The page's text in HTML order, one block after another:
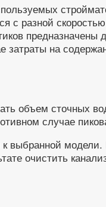
с разной
предназначены
на
объем сточных
случае
выбранной
очистить